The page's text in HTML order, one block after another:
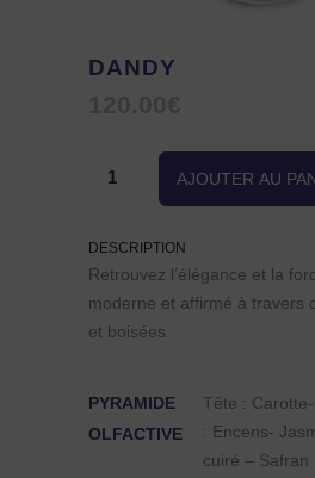
DANDY
quantité
Dandy
AJOUTER AU
DESCRIPTION
Retrouvez l’élégance et la
moderne et affirmé à travers
et boisées.
PYRAMIDE
OLFACTIVE
Tête :
: Encens-
cuiré – Safran